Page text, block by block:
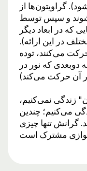
گراویتون‌ها از
و سپس توسط
که در ابعاد دیگر
در این ارائه).
می‌کنند، توده
دوبعدی که نور در
زندگی نمی‌کنیم،
می‌کنیم؛ چندین
گرانش تنها چیزی